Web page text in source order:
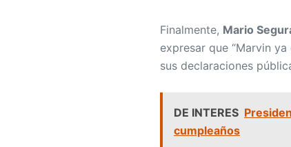
Finalmente, Mario
expresar que “Marvin
sus declaraciones
DE INTERES
cumpleaños